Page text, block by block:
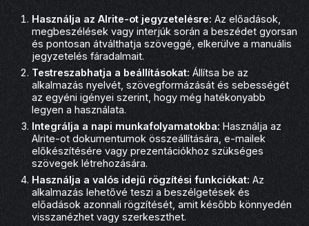
Használja az AIrite-ot jegyzetelésre: Az előadások,
megbeszélések vagy interjúk során a beszédet gyorsan
és pontosan átválthatja szöveggé, elkerülve a manuális
jegyzetelés fáradalmait.
Testreszabhatja a beállításokat: Állítsa be az
alkalmazás nyelvét, szövegformázását és sebességét
az egyéni igényei szerint, hogy még hatékonyabb
legyen a használata.
Integrálja a napi munkafolyamatokba: Használja az
AIrite-ot dokumentumok összeállítására, e-mailek
előkészítésére vagy prezentációkhoz szükséges
szövegek létrehozására.
Használja a valós idejű rögzítési funkciókat: Az
alkalmazás lehetővé teszi a beszélgetések és
előadások azonnali rögzítését, amit később könnyedén
visszanézhet vagy szerkeszthet.